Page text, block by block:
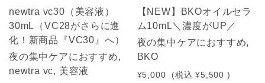
newtra vc30（美容液）
30mL（VC28がさらに進
化！新商品『VC30』へ）
夜の集中ケアにおすすめ,
newtra vc, 美容液
【NEW】BKOオイルセラ
ム10mL＼濃度がUP／
夜の集中ケアにおすすめ,
BKO
¥5,000 (税込 ¥5,500 )